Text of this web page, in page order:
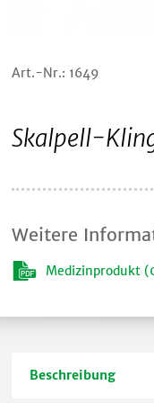
Art.-Nr.: 1649
Skalpell-
Weitere
Medizinprodukt
Beschreibung